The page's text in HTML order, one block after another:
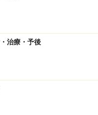
テロイド消炎鎮痛薬
ます。
回食後に服用。副作用
ック、消化管潰瘍、再
、急性腎不全、ネフロ
喘息）、間質性肺炎、
治療・予後